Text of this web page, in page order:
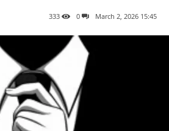
15:45 2026 ,March 2
0
333